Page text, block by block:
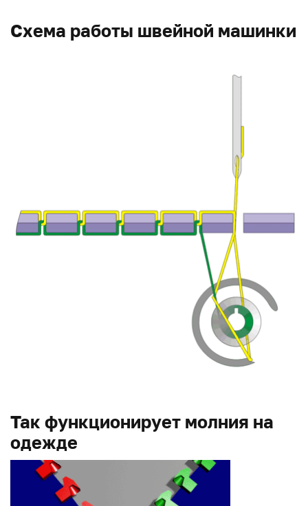
Схема работы швейной машинки
Так функционирует молния на
одежде